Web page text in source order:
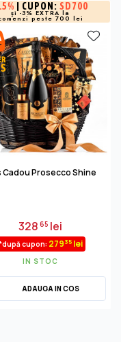
| CUPON: SD700
și -3% EXTRA la
peste 700 lei
Cadou Prosecco Shine
32865 lei
cupon: 27935lei
IN STOC
ADAUGA IN COS